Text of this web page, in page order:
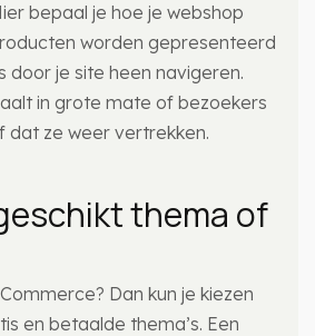
bepaal je hoe je webshop
worden gepresenteerd
door je site heen navigeren.
in grote mate of bezoekers
dat ze weer vertrekken.
thema of
Dan kun je kiezen
en betaalde thema’s. Een